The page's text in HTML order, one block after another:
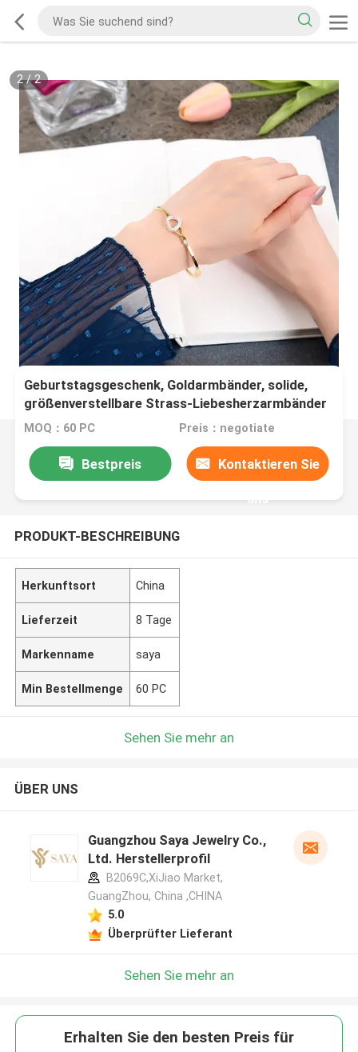
2/2
Geburtstagsgeschenk, Goldarmbänder, solide,
größenverstellbare Strass-Liebesherzarmbänder
MOQ：60 PC Preis：negotiate
Bestpreis Kontaktieren Sie
uns
PRODUKT-BESCHREIBUNG
Herkunftsort China
Lieferzeit 8 Tage
Markenname saya
Min Bestellmenge 60 PC
Sehen Sie mehr an
ÜBER UNS
Guangzhou Saya Jewelry Co.,
Ltd. Herstellerprofil
B2069C,XiJiao Market,
GuangZhou, China ,CHINA
5.0
Überprüfter Lieferant
Sehen Sie mehr an
Erhalten Sie den besten Preis für